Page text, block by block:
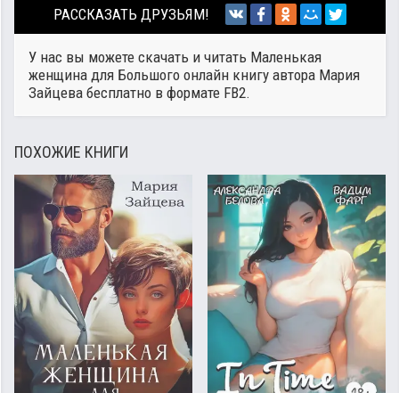
РАССКАЗАТЬ ДРУЗЬЯМ!
У нас вы можете скачать и читать Маленькая
женщина для Большого онлайн книгу автора Мария
Зайцева бесплатно в формате FB2.
ПОХОЖИЕ КНИГИ